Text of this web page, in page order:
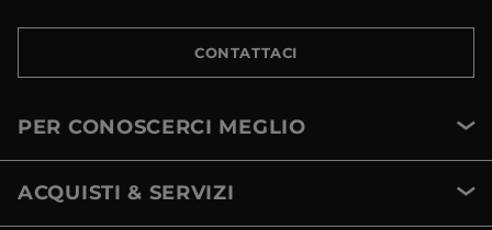
CONTATTACI
PER CONOSCERCI MEGLIO
ACQUISTI & SERVIZI